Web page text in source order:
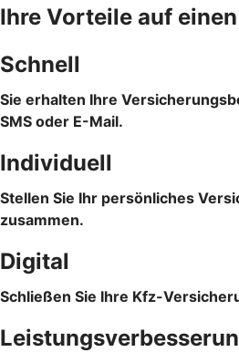
Ihre Vorteile auf
Schnell
Sie erhalten Ihre
SMS oder E-Mail.
Individuell
Stellen Sie Ihr persönliches
zusammen.
Digital
Schließen Sie Ihre Kfz-